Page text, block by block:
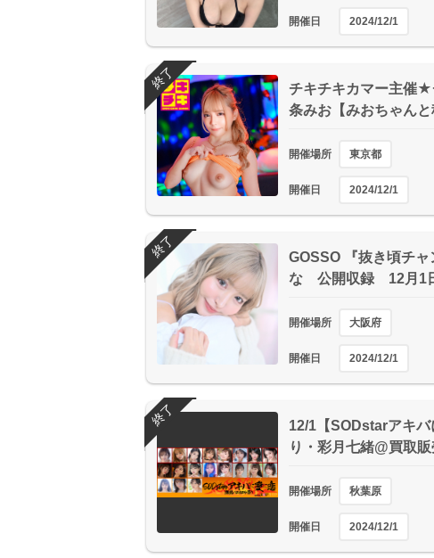
開催日 2024/12/1
チキチキカマー主催
条みお【みおちゃん
開催場所 東京都
開催日 2024/12/1
終了
GOSSO 『抜き頃チャ
な 公開収録 12月1
開催場所 大阪府
開催日 2024/12/1
終了
12/1【SODstarアキ
り・彩月七緒@買取
開催場所 秋葉原
開催日 2024/12/1
終了